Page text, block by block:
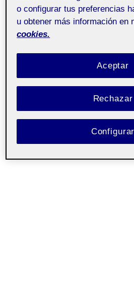
Aula 2
o configurar tus preferencias
u obtener más información en
cookies.
Rechazar
Aceptar
Configurar